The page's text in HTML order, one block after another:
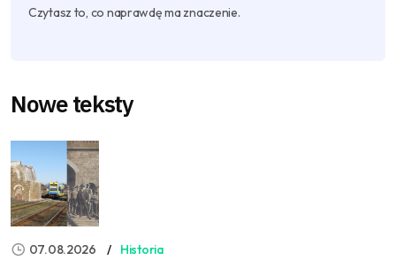
Czytasz to, co naprawdę ma znaczenie.
Nowe teksty
07.08.2026 Historia